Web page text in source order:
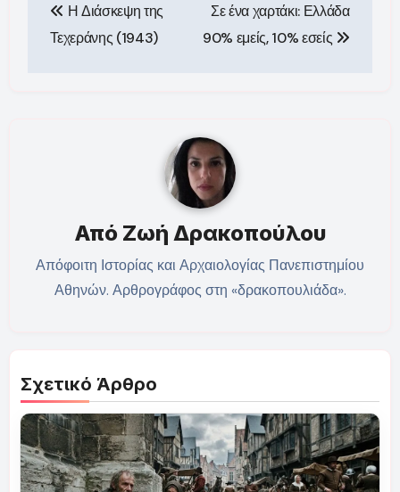
άρθρων
Η Διάσκεψη της
Τεχεράνης (1943)
Σε ένα χαρτάκι: Ελλάδα
90% εμείς, 10% εσείς
Από Ζωή Δρακοπούλου
Απόφοιτη Ιστορίας και Αρχαιολογίας Πανεπιστημίου
Αθηνών. Αρθρογράφος στη «δρακοπουλιάδα».
Σχετικό Άρθρο